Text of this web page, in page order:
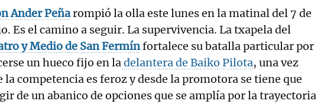
AnderPeñarompió la olla este lunes en la matinal del 7 de
Es el camino a seguir. La supervivencia. La txapela del
y Mediode SanFermínfortalece su batalla particular por
un hueco fijo en ladelantera de Baiko Pilota, una vez
la competencia es feroz y desde la promotora se tiene que
de un abanico de opciones que se amplía por la trayectoria